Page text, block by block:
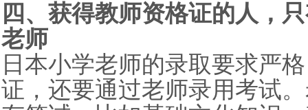
四、获得教师资格证的人，
老师
日本小学老师的录取要求严
证，还要通过老师录用考试